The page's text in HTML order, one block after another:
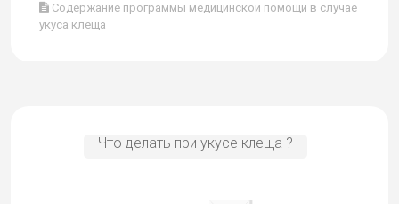
Содержание программы медицинской помощи в случае
укуса клеща
Что делать при укусе клеща ?